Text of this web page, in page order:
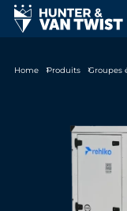
Home Produits Groupes